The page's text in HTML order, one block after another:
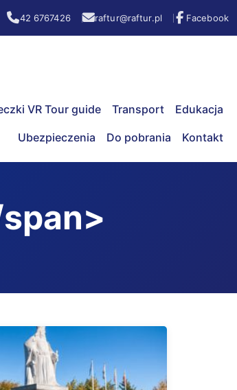
42 6767426 raftur@raftur.pl Facebook
VR Tour guide Transport Edukacja
Ubezpieczenia Do pobrania Kontakt